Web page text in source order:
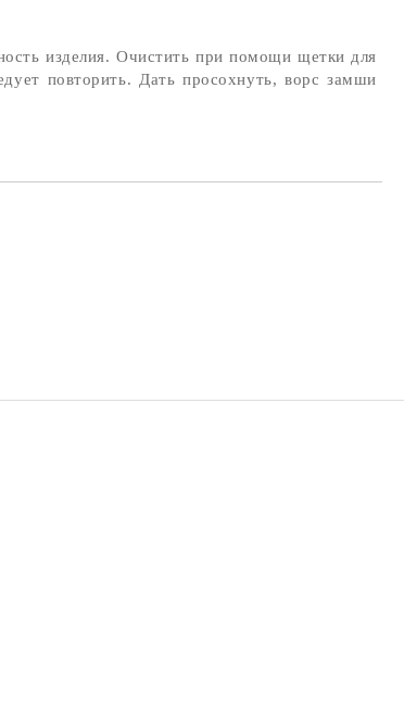
изделия. Очистить при помощи щетки для
повторить. Дать просохнуть, ворс замши